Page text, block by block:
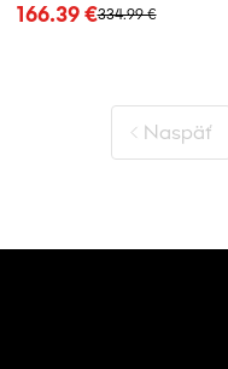
334.99 €
166.39 €
Naspäť